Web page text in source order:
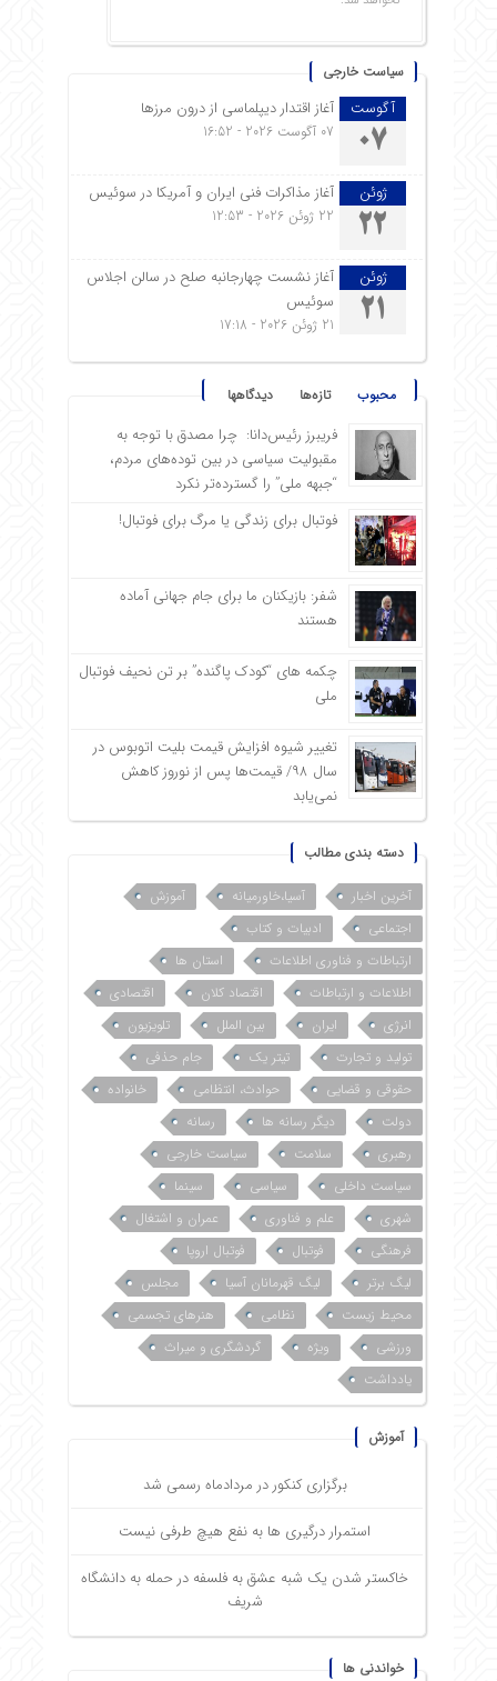
سیاست خارجی
آگوست
07
آغاز اقتدار دیپلماسی از درون مرزها
07 آگوست 2026 - 16:52
ژوئن
22
آغاز مذاکرات فنی ایران و آمریکا در سوئیس
22 ژوئن 2026 - 12:53
ژوئن
21
آغاز نشست چهارجانبه صلح در سالن اجلاس
سوئیس
21 ژوئن 2026 - 17:18
محبوب تازه‌ها دیدگاهها
فریبرز رئیس‌دانا: چرا مصدق با توجه به
مقبولیت سیاسی در بین توده‌های مردم،
“جبهه ملی” را گسترده‌تر نکرد
فوتبال برای زندگی یا مرگ برای فوتبال!
شفر: بازیکنان ما برای جام جهانی آماده
هستند
چکمه های “کودک پاگنده” بر تن نحیف فوتبال
ملی
تغییر شیوه افزایش قیمت بلیت اتوبوس در
سال ۹۸/ قیمت‌ها پس از نوروز کاهش
نمی‌یابد
دسته بندی مطالب
آخرین اخبار آسیا،خاورمیانه
آموزش
اجتماعی
ادبیات و کتاب
ارتباطات و فناوری اطلاعات
استان ها
اطلاعات و ارتباطات
اقتصاد کلان
اقتصادی
انرژی
ایران بین الملل
تلویزیون
تولید و تجارت
تیتر یک
جام حذفی
حقوقی و قضایی
حوادث، انتظامی
خانواده
دولت
دیگر رسانه ها
رسانه
رهبری
سلامت
سیاست خارجی
سیاست داخلی
سیاسی
سینما
شهری
علم و فناوری
عمران و اشتغال
فرهنگی
فوتبال
فوتبال اروپا
لیگ برتر
لیگ قهرمانان آسیا
مجلس
محیط زیست
نظامی
هنرهای تجسمی
ورزشی
ویژه
گردشگری و میراث
یادداشت
آموزش
برگزاری کنکور در مردادماه رسمی شد
استمرار درگیری ها به نفع هیچ طرفی نیست
خاکستر شدن یک شبه عشق به فلسفه در حمله به دانشگاه
شریف
خواندنی ها